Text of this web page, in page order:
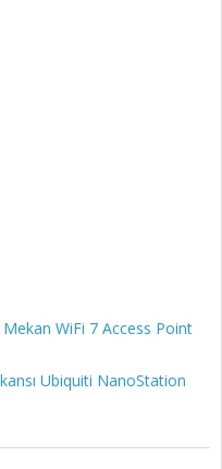
Mekan WiFi 7 Access Point
Ubiquiti NanoStation